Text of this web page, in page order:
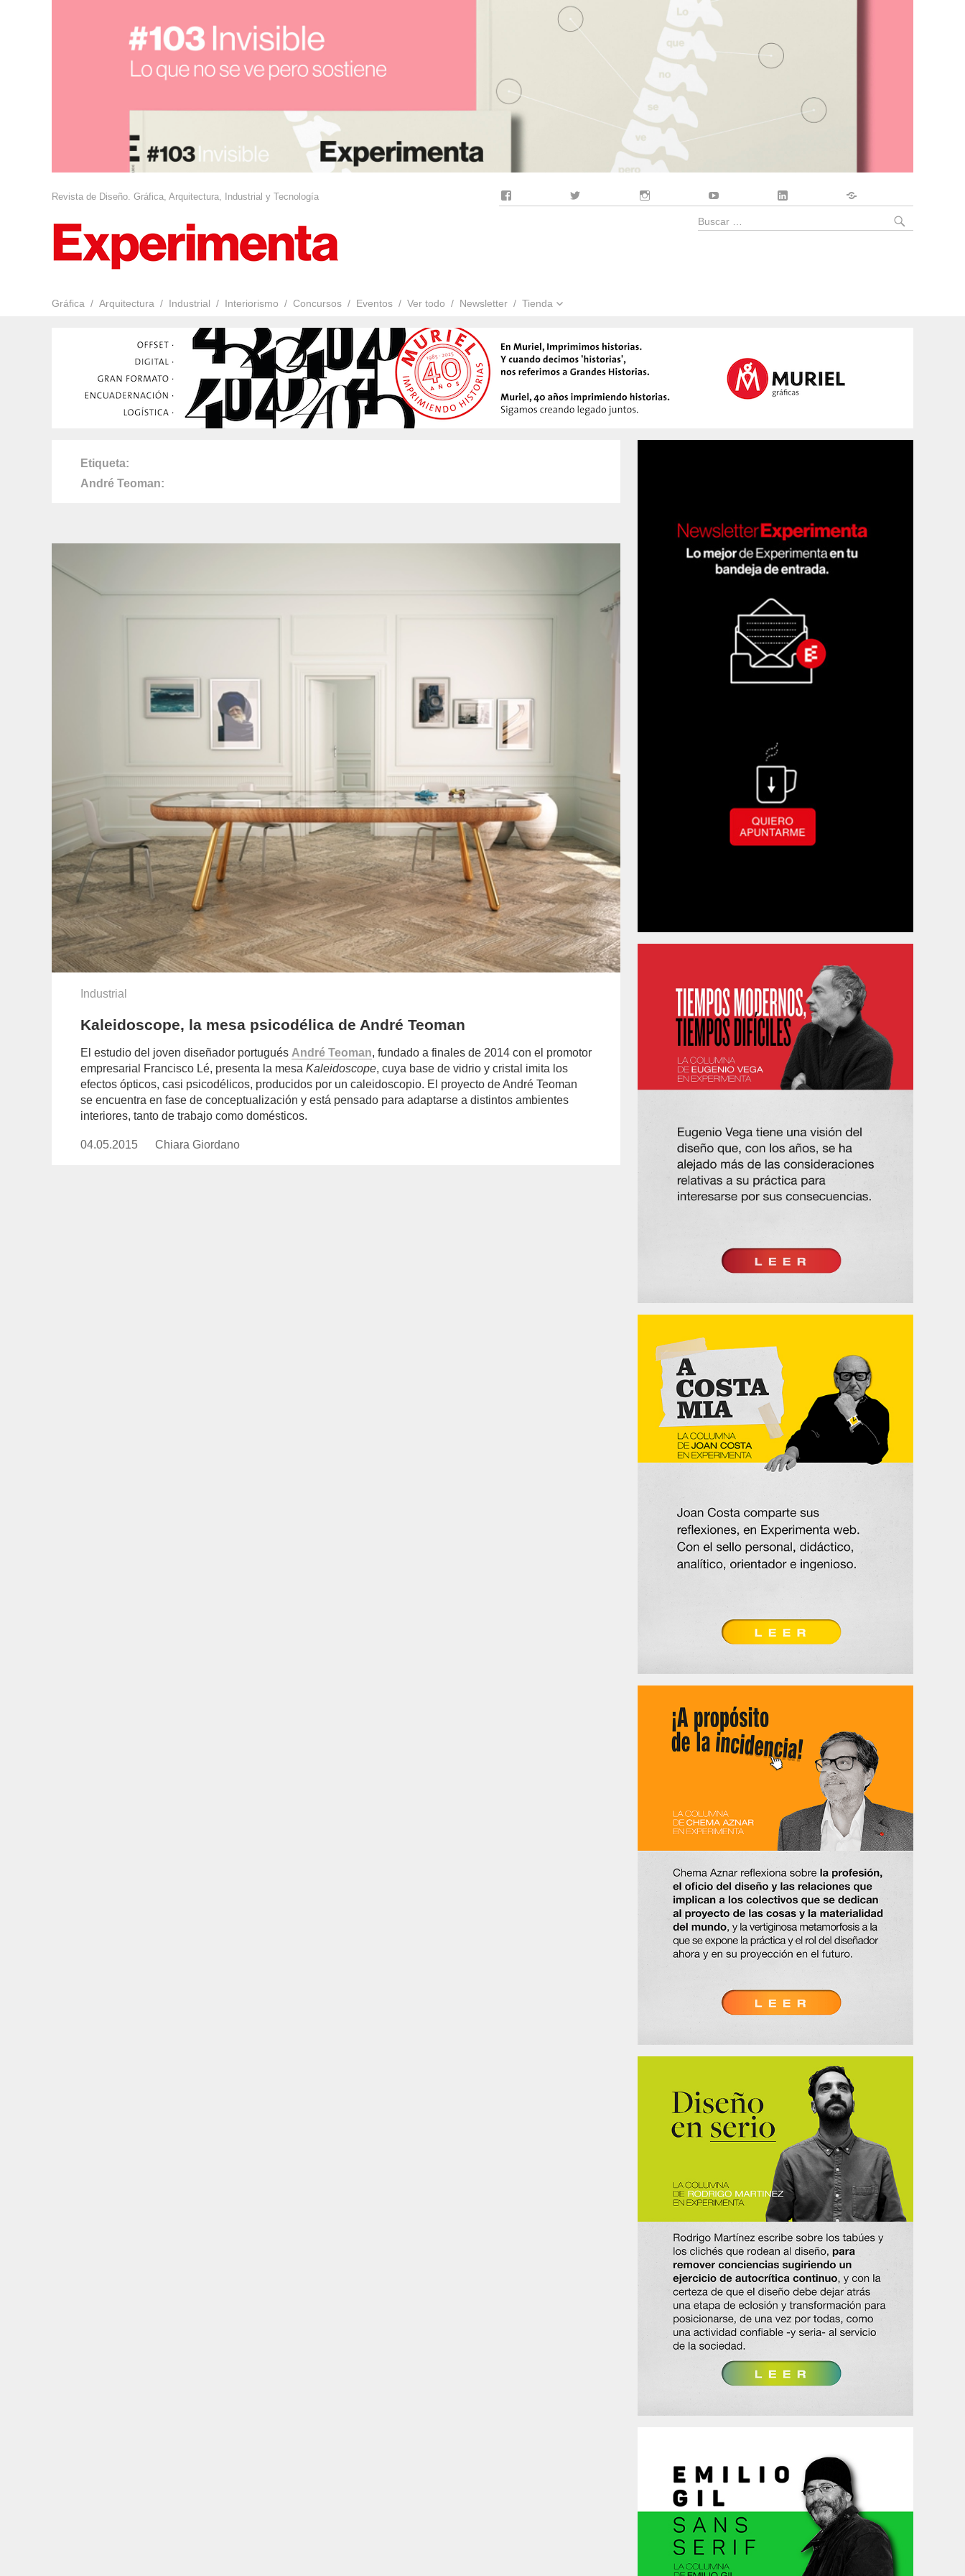
Revista de Diseño. Gráfica, Arquitectura, Industrial y Tecnología
Gráfica Arquitectura Industrial Interiorismo Concursos Eventos Ver todo Newsletter Tienda
Buscar
Etiqueta
André Teoman
Industrial
Kaleidoscope, la mesa psicodélica de André Teoman
El estudio del joven diseñador portugués André Teoman, fundado a finales de 2014 con el promotor
empresarial Francisco Lé, presenta la mesa Kaleidoscope, cuya base de vidrio y cristal imita los
efectos ópticos, casi psicodélicos, producidos por un caleidoscopio. El proyecto de André Teoman
se encuentra en fase de conceptualización y está pensado para adaptarse a distintos ambientes
interiores, tanto de trabajo como domésticos.
Publicado
04.05.2015
https://www.experimenta.es/author/chiara-
Chiara Giordano